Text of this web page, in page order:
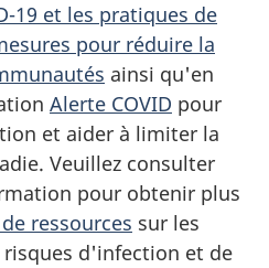
19 et les pratiques de
pour réduire la
ainsi qu'en
Alerte COVID pour
et aider à limiter la
Veuillez consulter
pour obtenir plus
ressources sur les
d'infection et de